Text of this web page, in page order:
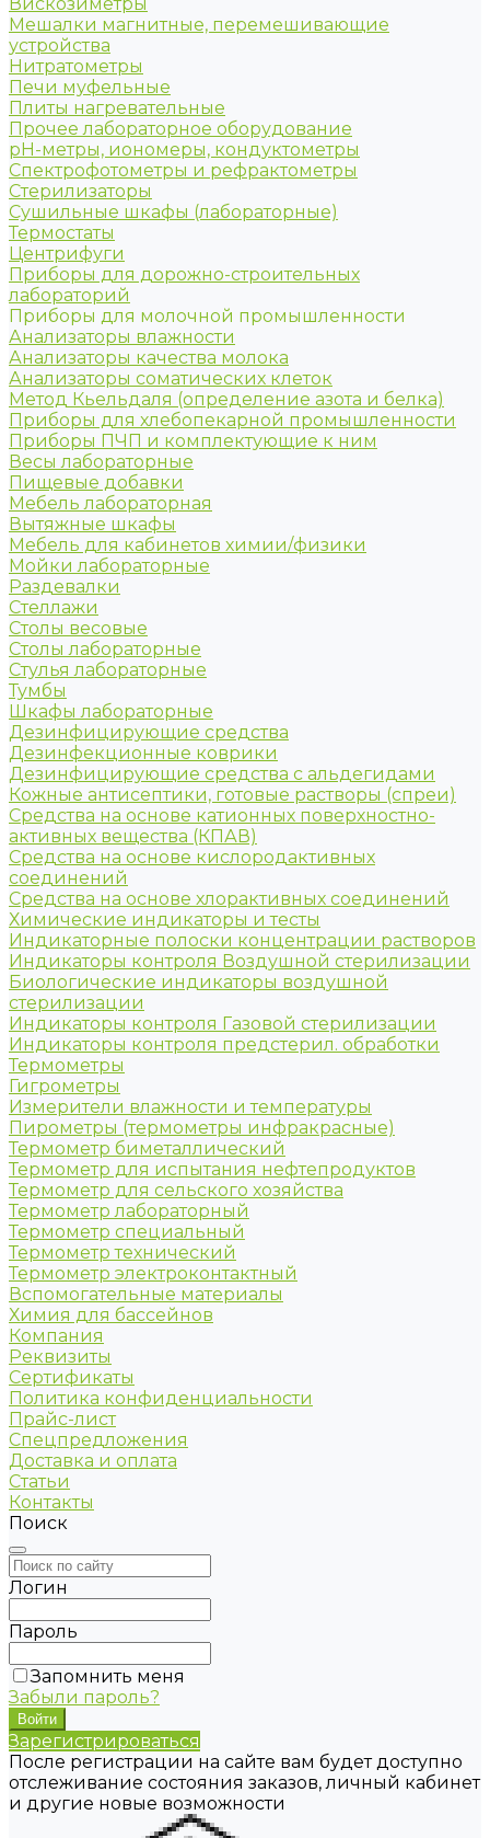
Мешалки магнитные, перемешивающие
устройства
Нитратометры
Печи муфельные
Плиты нагревательные
Прочее лабораторное оборудование
рН-метры, иономеры, кондуктометры
Спектрофотометры и рефрактометры
Стерилизаторы
Сушильные шкафы (лабораторные)
Термостаты
Центрифуги
Приборы для дорожно-строительных
лабораторий
Приборы для молочной промышленности
Анализаторы влажности
Анализаторы качества молока
Анализаторы соматических клеток
Метод Кьельдаля (определение азота и белка)
Приборы для хлебопекарной промышленности
Приборы ПЧП и комплектующие к ним
Весы лабораторные
Пищевые добавки
Мебель лабораторная
Вытяжные шкафы
Мебель для кабинетов химии/физики
Мойки лабораторные
Раздевалки
Стеллажи
Столы весовые
Столы лабораторные
Стулья лабораторные
Тумбы
Шкафы лабораторные
Дезинфицирующие средства
Дезинфекционные коврики
Дезинфицирующие средства с альдегидами
Кожные антисептики, готовые растворы (спреи)
Средства на основе катионных поверхностно-
активных вещества (КПАВ)
Средства на основе кислородактивных
соединений
Средства на основе хлорактивных соединений
Химические индикаторы и тесты
Индикаторные полоски концентрации растворов
Индикаторы контроля Воздушной стерилизации
Биологические индикаторы воздушной
стерилизации
Индикаторы контроля Газовой стерилизации
Индикаторы контроля предстерил. обработки
Термометры
Гигрометры
Измерители влажности и температуры
Пирометры (термометры инфракрасные)
Термометр биметаллический
Термометр для испытания нефтепродуктов
Термометр для сельского хозяйства
Термометр лабораторный
Термометр специальный
Термометр технический
Термометр электроконтактный
Вспомогательные материалы
Химия для бассейнов
Компания
Реквизиты
Сертификаты
Политика конфиденциальности
Прайс-лист
Спецпредложения
Доставка и оплата
Статьи
Контакты
Поиск
Логин
Пароль
Запомнить меня
Забыли пароль?
Зарегистрироваться
После регистрации на сайте вам будет доступно
отслеживание состояния заказов, личный кабинет
и другие новые возможности